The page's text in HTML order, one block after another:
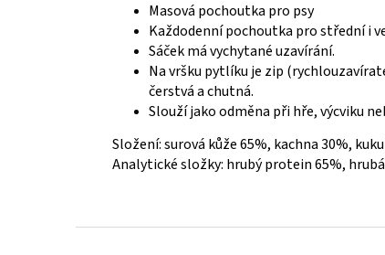
Masová pochoutka pro psy
Každodenní pochoutka pro střední i
Sáček má vychytané uzavírání.
Na vršku pytlíku je zip
čerstvá a chutná.
Slouží jako odměna při hře, výcviku
Složení: surová kůže 65%, kachna 30%,
Analytické složky: hrubý protein 65%,